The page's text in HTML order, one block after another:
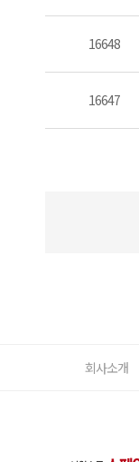
16648
16647
회사소개